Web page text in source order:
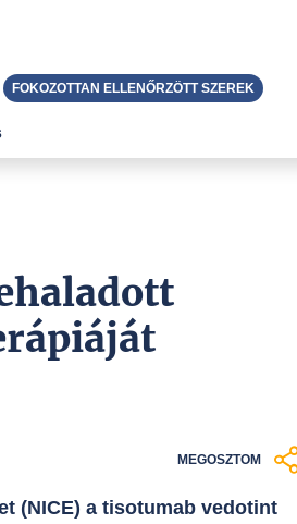
MEGOSZTOM
(NICE) a tisotumab vedotint
FOKOZOTTAN ELLENŐRZÖTT SZEREK